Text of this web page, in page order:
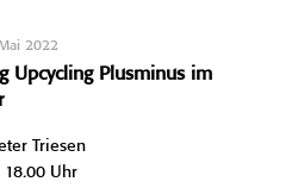
2022
Upcycling Plusminus im
Triesen
18.00 Uhr